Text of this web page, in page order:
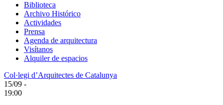
Biblioteca
Archivo Histórico
Actividades
Prensa
Agenda de arquitectura
Visítanos
Alquiler de espacios
Col·legi d’Arquitectes de Catalunya
15/09 -
19:00